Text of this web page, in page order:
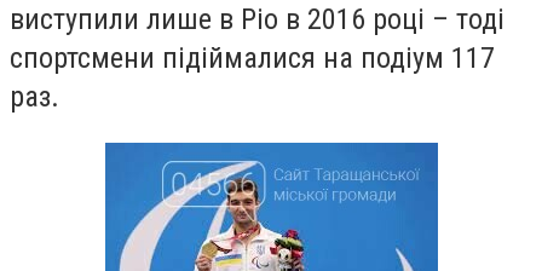
виступили лише в Ріо в 2016 році – тоді
спортсмени підіймалися на подіум 117
раз.